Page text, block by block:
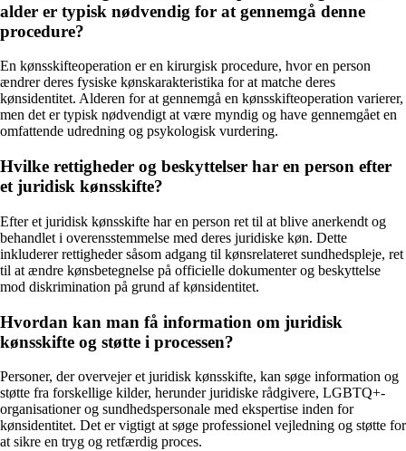
alder er typisk nødvendig for at gennemgå denne
procedure?
En kønsskifteoperation er en kirurgisk procedure, hvor en person
ændrer deres fysiske kønskarakteristika for at matche deres
kønsidentitet. Alderen for at gennemgå en kønsskifteoperation varierer,
men det er typisk nødvendigt at være myndig og have gennemgået en
omfattende udredning og psykologisk vurdering.
Hvilke rettigheder og beskyttelser har en person efter
et juridisk kønsskifte?
Efter et juridisk kønsskifte har en person ret til at blive anerkendt og
behandlet i overensstemmelse med deres juridiske køn. Dette
inkluderer rettigheder såsom adgang til kønsrelateret sundhedspleje, ret
til at ændre kønsbetegnelse på officielle dokumenter og beskyttelse
mod diskrimination på grund af kønsidentitet.
Hvordan kan man få information om juridisk
kønsskifte og støtte i processen?
Personer, der overvejer et juridisk kønsskifte, kan søge information og
støtte fra forskellige kilder, herunder juridiske rådgivere, LGBTQ+-
organisationer og sundhedspersonale med ekspertise inden for
kønsidentitet. Det er vigtigt at søge professionel vejledning og støtte for
at sikre en tryg og retfærdig proces.